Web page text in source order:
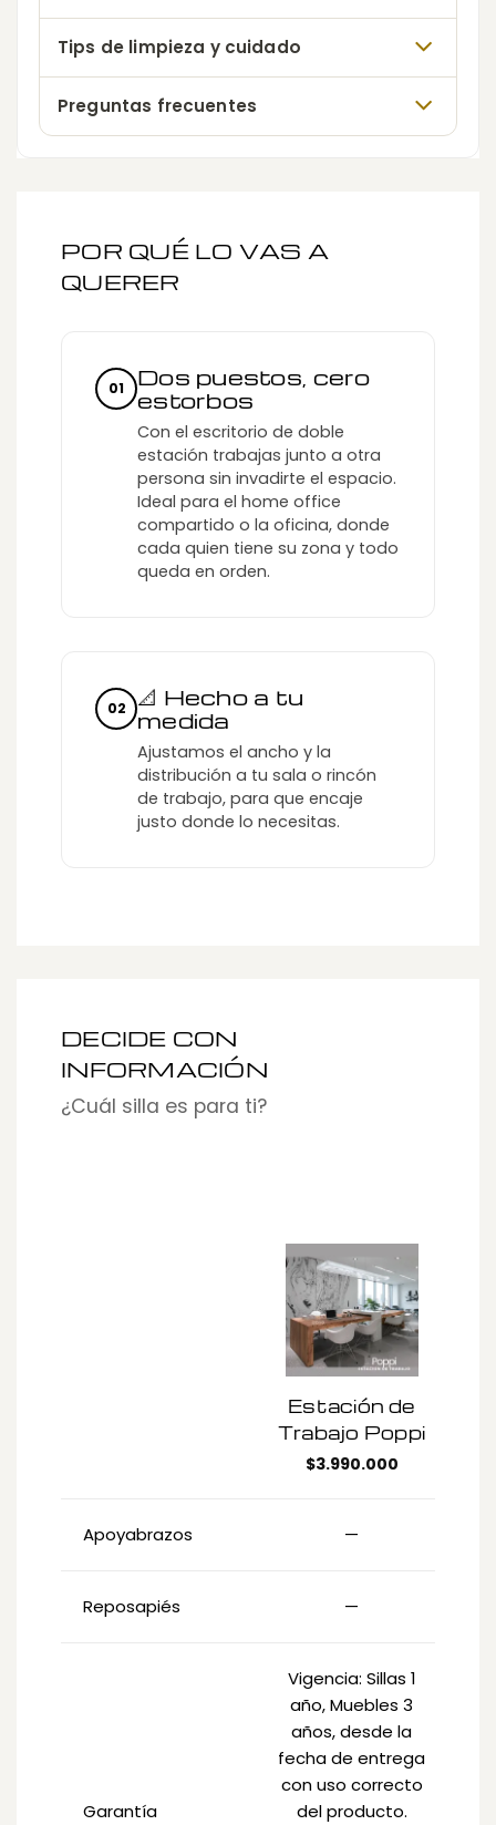
Tips de limpieza y cuidado
Preguntas frecuentes
POR QUÉ LO VAS A
QUERER
01
Dos puestos, cero
estorbos
Con el escritorio de doble
estación trabajas junto a otra
persona sin invadirte el espacio.
Ideal para el home office
compartido o la oficina, donde
cada quien tiene su zona y todo
queda en orden.
02
📐 Hecho a tu
medida
Ajustamos el ancho y la
distribución a tu sala o rincón
de trabajo, para que encaje
justo donde lo necesitas.
DECIDE CON
INFORMACIÓN
¿Cuál silla es para ti?
Estación de
Trabajo Poppi
$3.990.000
Apoyabrazos —
Reposapiés —
Garantía
Vigencia: Sillas 1
año, Muebles 3
años, desde la
fecha de entrega
con uso correcto
del producto.